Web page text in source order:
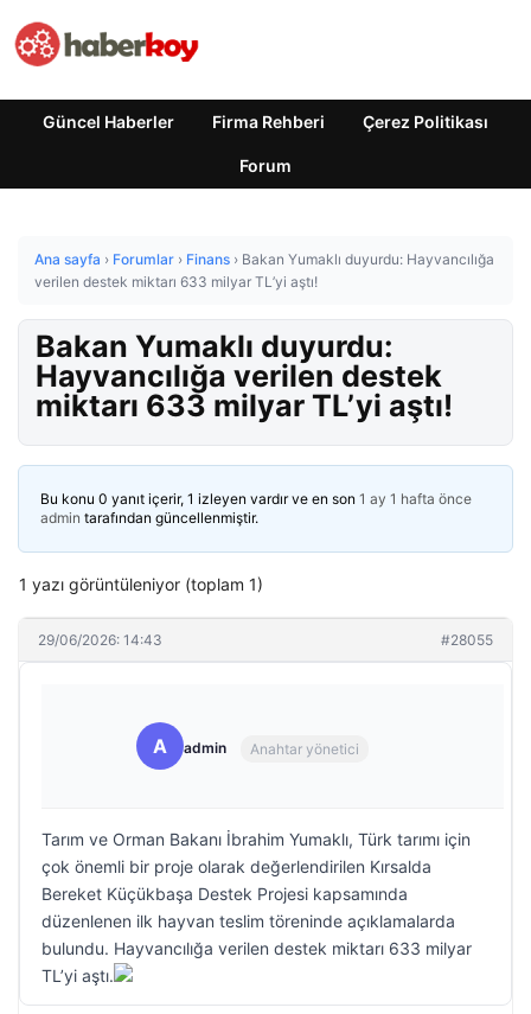
Güncel Haberler Firma Rehberi Çerez Politikası
Forum
Ana sayfa › Forumlar › Finans › Bakan Yumaklı duyurdu: Hayvancılığa
verilen destek miktarı 633 milyar TL’yi aştı!
Bakan Yumaklı duyurdu:
Hayvancılığa verilen destek
miktarı 633 milyar TL’yi aştı!
Bu konu 0 yanıt içerir, 1 izleyen vardır ve en son 1 ay 1 hafta önce
admin tarafından güncellenmiştir.
1 yazı görüntüleniyor (toplam 1)
29/06/2026: 14:43 #28055
A admin Anahtar yönetici
Tarım ve Orman Bakanı İbrahim Yumaklı, Türk tarımı için
çok önemli bir proje olarak değerlendirilen Kırsalda
Bereket Küçükbaşa Destek Projesi kapsamında
düzenlenen ilk hayvan teslim töreninde açıklamalarda
bulundu. Hayvancılığa verilen destek miktarı 633 milyar
TL’yi aştı.